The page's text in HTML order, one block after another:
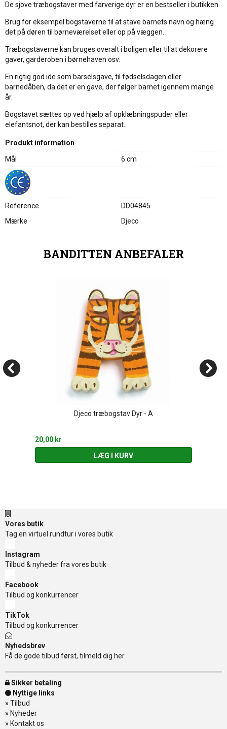
De sjove træbogstaver med farverige dyr er en bestseller i butikken.
Brug for eksempel bogstaverne til at stave barnets navn og hæng
det på døren til børneværelset eller op på væggen.
Træbogstaverne kan bruges overalt i boligen eller til at dekorere
gaver, garderoben i børnehaven osv.
En rigtig god ide som barselsgave, til fødselsdagen eller
barnedåben, da det er en gave, der følger barnet igennem mange
år.
Bogstavet sættes op ved hjælp af opklæbningspuder eller
elefantsnot, der kan bestilles separat.
Produkt information
Mål
6 cm
Reference
DD04845
Mærke
Djeco
BANDITTEN ANBEFALER
Djeco træbogstav Dyr - A
20,00 kr
LÆG I KURV
Vores butik
Tag en virtuel rundtur i vores butik
Instagram
Tilbud & nyheder fra vores butik
Facebook
Tilbud og konkurrencer
TikTok
Tilbud og konkurrencer
Nyhedsbrev
Få de gode tilbud først, tilmeld dig her
Sikker betaling
Nyttige links
» Tilbud
» Nyheder
» Kontakt os